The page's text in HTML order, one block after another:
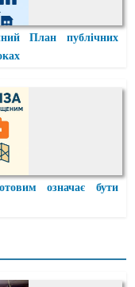
План публічних
означає бути